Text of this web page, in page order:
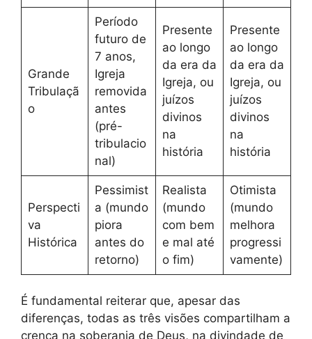
Grande
Tribulaçã
o
Período
futuro de
7 anos,
Igreja
removida
antes
(pré-
tribulacio
nal)
Presente
ao longo
da era da
Igreja, ou
juízos
divinos
na
história
Presente
ao longo
da era da
Igreja, ou
juízos
divinos
na
história
Perspecti
va
Histórica
Pessimist
a (mundo
piora
antes do
retorno)
Realista
(mundo
com bem
e mal até
o fim)
Otimista
(mundo
melhora
progressi
vamente)
É fundamental reiterar que, apesar das
diferenças, todas as três visões compartilham a
crença na soberania de Deus, na divindade de